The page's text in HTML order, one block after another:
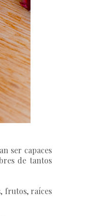
ser capaces
de tantos
frutos, raíces